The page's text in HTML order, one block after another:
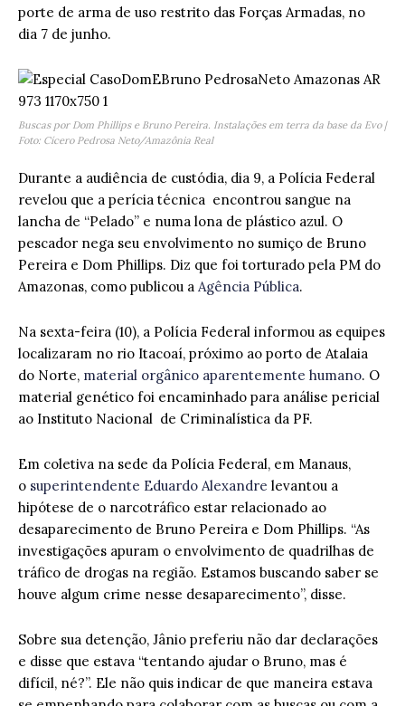
porte de arma de uso restrito das Forças Armadas, no
dia 7 de junho.
Buscas por Dom Phillips e Bruno Pereira. Instalações em terra da base da Evo |
Foto: Cícero Pedrosa Neto/Amazônia Real
Durante a audiência de custódia, dia 9, a Polícia Federal
revelou que a perícia técnica encontrou sangue na
lancha de “Pelado” e numa lona de plástico azul. O
pescador nega seu envolvimento no sumiço de Bruno
Pereira e Dom Phillips. Diz que foi torturado pela PM do
Amazonas, como publicou a Agência Pública.
Na sexta-feira (10), a Polícia Federal informou as equipes
localizaram no rio Itacoaí, próximo ao porto de Atalaia
do Norte, material orgânico aparentemente humano. O
material genético foi encaminhado para análise pericial
ao Instituto Nacional de Criminalística da PF.
Em coletiva na sede da Polícia Federal, em Manaus,
o superintendente Eduardo Alexandre levantou a
hipótese de o narcotráfico estar relacionado ao
desaparecimento de Bruno Pereira e Dom Phillips. “As
investigações apuram o envolvimento de quadrilhas de
tráfico de drogas na região. Estamos buscando saber se
houve algum crime nesse desaparecimento”, disse.
Sobre sua detenção, Jânio preferiu não dar declarações
e disse que estava “tentando ajudar o Bruno, mas é
difícil, né?”. Ele não quis indicar de que maneira estava